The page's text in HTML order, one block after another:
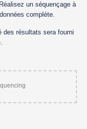
Réalisez un séquençage à
complète.
des résultats sera fourni